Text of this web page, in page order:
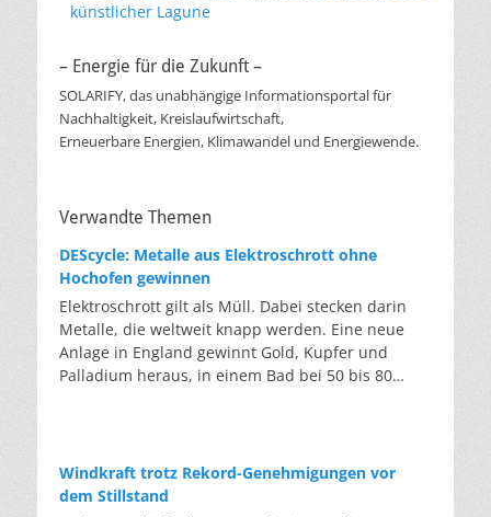
künstlicher Lagune
– Energie für die Zukunft –
SOLARIFY, das unabhängige Informationsportal für
Nachhaltigkeit, Kreislaufwirtschaft,
Erneuerbare Energien, Klimawandel und Energiewende.
Verwandte Themen
DEScycle: Metalle aus Elektroschrott ohne
Hochofen gewinnen
Elektroschrott gilt als Müll. Dabei stecken darin
Metalle, die weltweit knapp werden. Eine neue
Anlage in England gewinnt Gold, Kupfer und
Palladium heraus, in einem Bad bei 50 bis 80
tausend Grad ein. Energieintensiv und nur im
industriellen Großmaßstab möglich. Das Londoner
Windkraft trotz Rekord-Genehmigungen vor
dem Stillstand